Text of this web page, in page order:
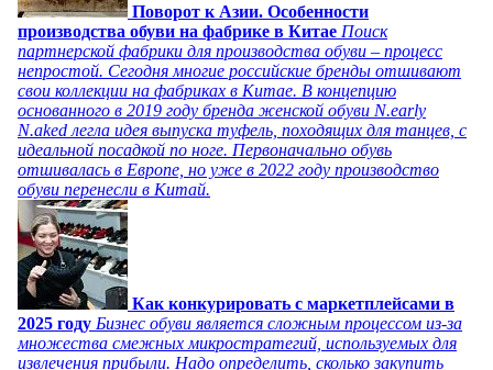
Поворот к Азии. Особенности
производства обуви на фабрике в Китае Поиск
партнерской фабрики для производства обуви – процесс
непростой. Сегодня многие российские бренды отшивают
свои коллекции на фабриках в Китае. В концепцию
основанного в 2019 году бренда женской обуви N.early
N.aked легла идея выпуска туфель, походящих для танцев, с
идеальной посадкой по ноге. Первоначально обувь
отшивалась в Европе, но уже в 2022 году производство
обуви перенесли в Китай.
Как конкурировать с маркетплейсами в
2025 году Бизнес обуви является сложным процессом из-за
множества смежных микростратегий, используемых для
извлечения прибыли. Надо определить, сколько закупить